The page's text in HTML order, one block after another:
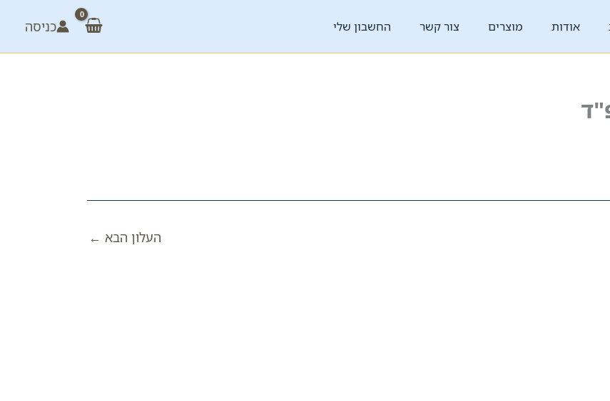
אודות מוצרים צור קשר החשבון שלי כניסה
העלון הבא ←